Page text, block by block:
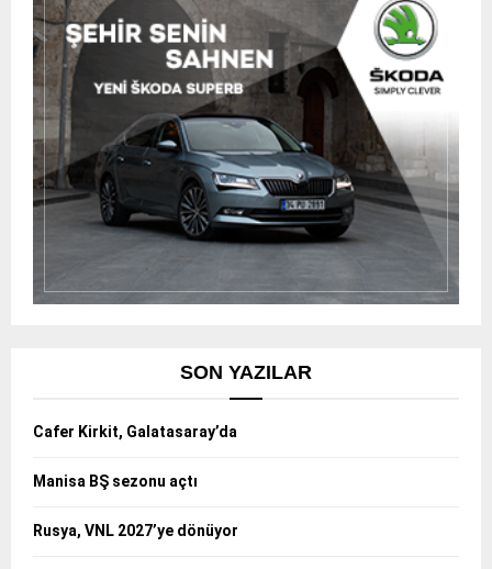
SON YAZILAR
Cafer Kirkit, Galatasaray’da
Manisa BŞ sezonu açtı
Rusya, VNL 2027’ye dönüyor